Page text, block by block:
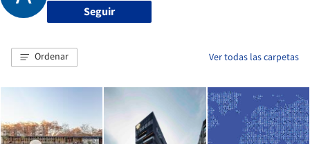
Seguir
Ordenar Ver todas las carpetas